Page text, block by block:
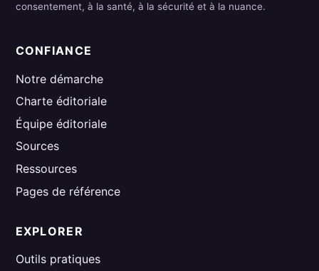
consentement, à la santé, à la sécurité et à la nuance.
CONFIANCE
Notre démarche
Charte éditoriale
Équipe éditoriale
Sources
Ressources
Pages de référence
EXPLORER
Outils pratiques